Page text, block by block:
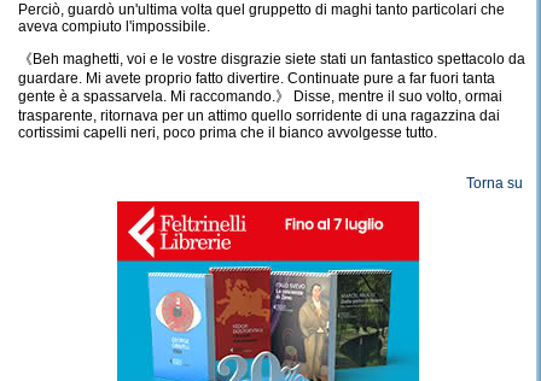
Perciò, guardò un'ultima volta quel gruppetto di maghi tanto particolari che
aveva compiuto l'impossibile.
《Beh maghetti, voi e le vostre disgrazie siete stati un fantastico spettacolo da
guardare. Mi avete proprio fatto divertire. Continuate pure a far fuori tanta
gente è a spassarvela. Mi raccomando.》 Disse, mentre il suo volto, ormai
trasparente, ritornava per un attimo quello sorridente di una ragazzina dai
cortissimi capelli neri, poco prima che il bianco avvolgesse tutto.
Torna su